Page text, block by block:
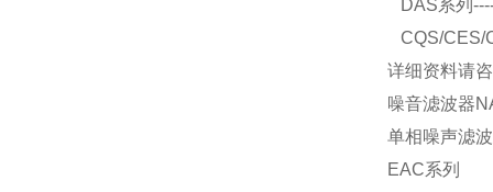
DAS系列
CQS/CES/
详细资料请
噪音滤波器
单相噪声滤
EAC系列